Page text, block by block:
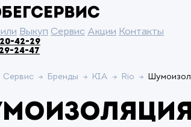
Выкуп Сервис Акции Контакты
20-42-29
24-47
Сервис Бренды KIA Rio